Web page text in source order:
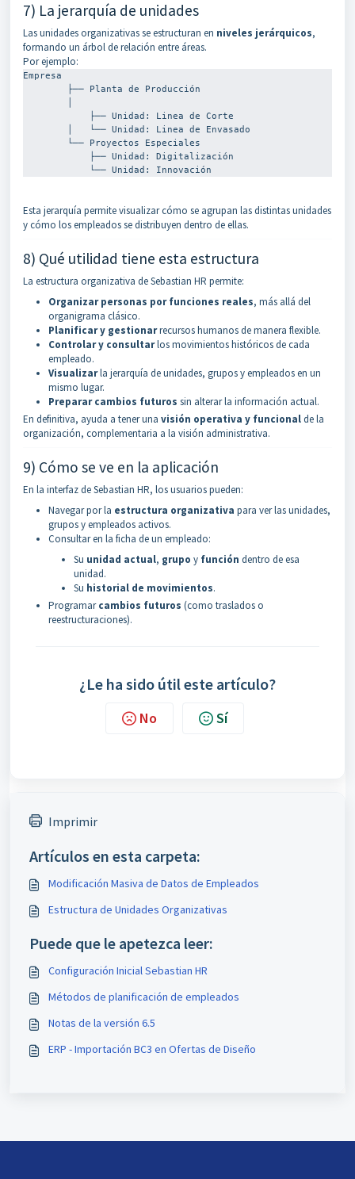
7) La jerarquía de unidades
Las unidades organizativas se estructuran en niveles jerárquicos,
formando un árbol de relación entre áreas.
Por ejemplo:
Empresa
├── Planta de Producción
├── Unidad: Linea de Corte
│   └── Unidad: Linea de Envasado
└── Proyectos Especiales
├── Unidad: Digitalización
└── Unidad: Innovación
Esta jerarquía permite visualizar cómo se agrupan las distintas unidades
y cómo los empleados se distribuyen dentro de ellas.
8) Qué utilidad tiene esta estructura
La estructura organizativa de Sebastian HR permite:
Organizar personas por funciones reales, más allá del
organigrama clásico.
Planificar y gestionarrecursos humanos de manera flexible.
Controlar y consultarlos movimientos históricos de cada
empleado.
Visualizarla jerarquía de unidades, grupos y empleados en un
mismo lugar.
Preparar cambios futuros sin alterar la información actual.
En definitiva, ayuda a tener una visión operativa y funcionalde la
organización, complementaria a la visión administrativa.
9) Cómo se ve en la aplicación
En la interfaz de Sebastian HR, los usuarios pueden:
Navegar por la estructura organizativa para ver las unidades,
grupos y empleados activos.
Consultar en la ficha de un empleado:
Su unidad actual, grupo y función dentro de esa
unidad.
Su historial de movimientos.
Programarcambios futuros (como traslados o
reestructuraciones).
¿Le ha sido útil este artículo?
No Sí
Imprimir
Artículos en esta carpeta:
Modificación Masiva de Datos de Empleados
Estructura de Unidades Organizativas
Puede que le apetezca leer:
Configuración Inicial Sebastian HR
Métodos de planificación de empleados
Notas de la versión 6.5
ERP - Importación BC3 en Ofertas de Diseño